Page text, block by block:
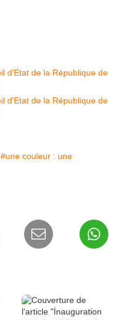
#une couleur : une